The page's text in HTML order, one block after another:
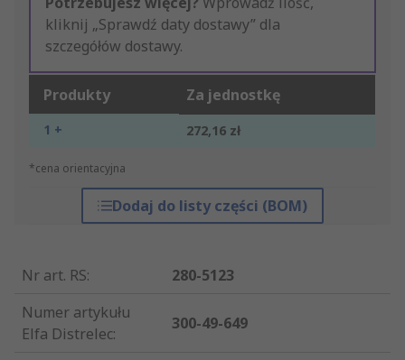
kliknij „Sprawdź daty dostawy” dla
szczegółów dostawy.
Produkty Za jednostkę
1 + 272,16 zł
*cena orientacyjna
Dodaj do listy części (BOM)
Nr art. RS:
280-5123
Numer artykułu
Elfa Distrelec:
300-49-649